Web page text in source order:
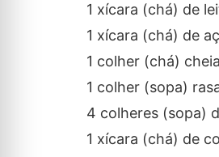
1 xícara (chá) de
1 xícara (chá) de
1 colher (chá)
1 colher (sopa)
4 colheres (sopa)
1 xícara (chá) de